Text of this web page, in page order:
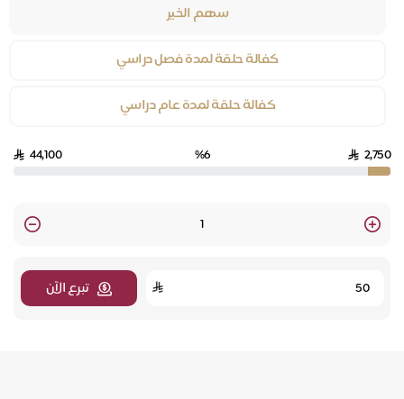
سهم الخير
كفالة حلقة لمدة فصل دراسي
كفالة حلقة لمدة عام دراسي
2,750
%6
44,100
Quantity
تبرع الآن